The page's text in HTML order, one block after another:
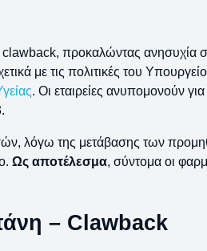
clawback, προκαλώντας ανησυχία
με τις πολιτικές του
. Οι εταιρείες ανυπομονούν
λόγω της μετάβασης των
Ως αποτέλεσμα, σύντομα οι
– Clawback